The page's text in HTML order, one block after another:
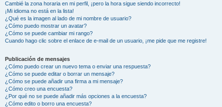
Cambié la zona horaria en mi perfil, ¡pero la hora sigue siendo incorrecto!
¡Mi idioma no está en la lista!
¿Qué es la imagen al lado de mi nombre de usuario?
¿Cómo puedo mostrar un avatar?
¿Cómo se puede cambiar mi rango?
Cuando hago clic sobre el enlace de e-mail de un usuario, ¡me pide que me registre!
Publicación de mensajes
¿Cómo puedo crear un nuevo tema o enviar una respuesta?
¿Cómo se puede editar o borrar un mensaje?
¿Cómo se puede añadir una firma a mi mensaje?
¿Cómo creo una encuesta?
¿Por qué no se puede añadir más opciones a la encuesta?
¿Cómo edito o borro una encuesta?